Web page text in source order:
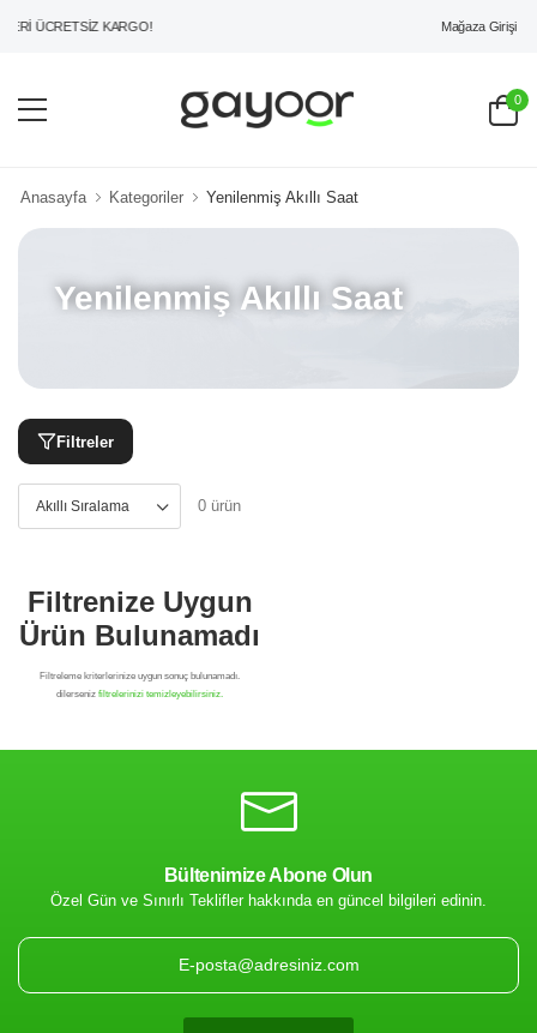
ÜCRETSİZ KARGO! Mağaza Girişi
0
Anasayfa Kategoriler Yenilenmiş Akıllı Saat
Yenilenmiş Akıllı Saat
Filtreler
0 ürün
Filtrenize Uygun
Bültenimize Abone Olun
Özel Gün ve Sınırlı Teklifler hakkında en güncel bilgileri edinin.